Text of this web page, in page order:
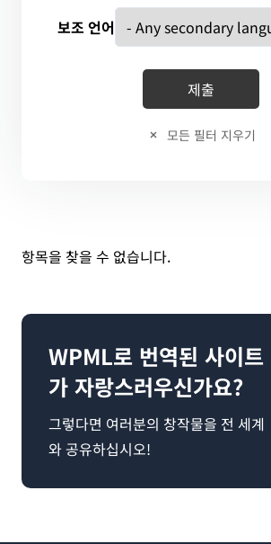
보조 언어
모든 필터 지우기
항목을 찾을 수 없습니다.
WPML로 번역된 사이트
가 자랑스러우신가요?
그렇다면 여러분의 창작물을 전 세계
와 공유하십시오!